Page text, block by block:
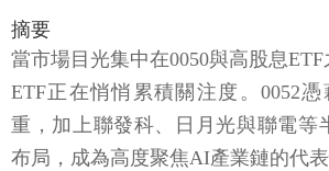
摘要
當市場目光集中在0050與高股息
ETF正在悄悄累積關注度。0052
重，加上聯發科、日月光與聯電等
布局，成為高度聚焦AI產業鏈的代表